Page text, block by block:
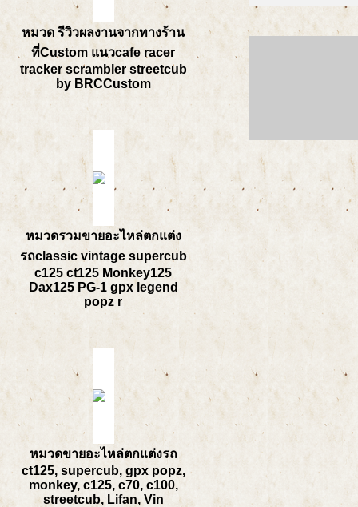
หมวด รีวิวผลงานจากทางร้าน
ที่Custom แนวcafe racer
tracker scrambler streetcub
by BRCCustom
หมวดรวมขายอะไหล่ตกแต่ง
รถclassic vintage supercub
c125 ct125 Monkey125
Dax125 PG-1 gpx legend
popz r
หมวดขายอะไหล่ตกแต่งรถ
ct125, supercub, gpx popz,
monkey, c125, c70, c100,
streetcub, Lifan, Vin